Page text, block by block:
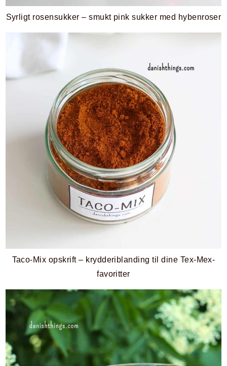
Syrligt rosensukker – smukt pink sukker med hybenroser
Taco-Mix opskrift – krydderiblanding til dine Tex-Mex-
favoritter